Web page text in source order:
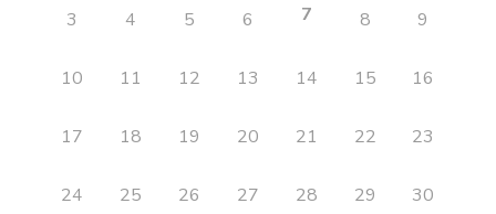
3 4 5 6 7 8 9
10 11 12 13 14 15 16
17 18 19 20 21 22 23
24 25 26 27 28 29 30